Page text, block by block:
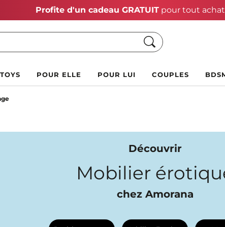
d'Été :Jusqu'à 70 % de rabais !
Chercher
POUR ELLE POUR LUI COUPLES
Découvrir
Mobilier
chez Amorana